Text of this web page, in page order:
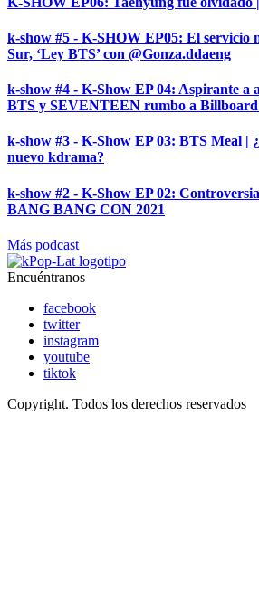
k-show #5 - K-SHOW EP05: El servicio
Sur, ‘Ley BTS’ con @Gonza.ddaeng
k-show #4 - K-Show EP 04: Aspirante a
BTS y SEVENTEEN rumbo a Billboard
k-show #3 - K-Show EP 03: BTS Meal |
nuevo kdrama?
k-show #2 - K-Show EP 02:
BANG BANG CON 2021
Más podcast
Encuéntranos
facebook
twitter
instagram
youtube
tiktok
Copyright. Todos los derechos reservados